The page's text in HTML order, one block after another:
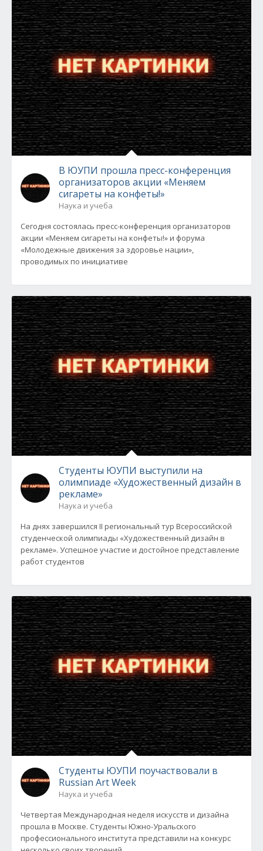
В ЮУПИ прошла пресс-конференция
организаторов акции «Меняем
сигареты на конфеты!»
Наука и учеба
Сегодня состоялась пресс-конференция организаторов
акции «Меняем сигареты на конфеты!» и форума
«Молодежные движения за здоровье нации»,
проводимых по инициативе
Студенты ЮУПИ выступили на
олимпиаде «Художественный дизайн в
рекламе»
Наука и учеба
На днях завершился II региональный тур Всероссийской
студенческой олимпиады «Художественный дизайн в
рекламе». Успешное участие и достойное представление
работ студентов
Студенты ЮУПИ поучаствовали в
Russian Art Week
Наука и учеба
Четвертая Международная неделя искусств и дизайна
прошла в Москве. Студенты Южно-Уральского
профессионального института представили на конкурс